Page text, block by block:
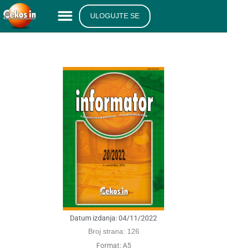
ULOGUJTE SE
Datum izdanja:04/11/2022
Broj strana: 126
Format: A5